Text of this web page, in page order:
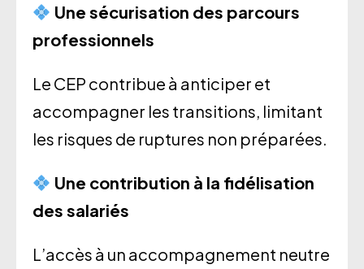
Une sécurisation des parcours
professionnels
Le CEP contribue à anticiper et
accompagner les transitions, limitant
les risques de ruptures non préparées.
Une contribution à la fidélisation
des salariés
L’accès à un accompagnement neutre